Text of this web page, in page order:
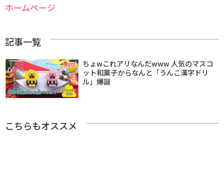
ホームページ
記事一覧
ちょwこれアリなんだwww 人気のマスコ
ット和菓子からなんと「うんこ漢字ドリ
ル」爆誕
こちらもオススメ